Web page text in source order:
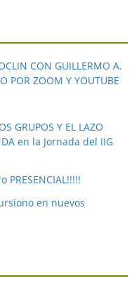
CON GUILLERMO A.
POR ZOOM Y YOUTUBE
GRUPOS Y EL LAZO
en la Jornada del IIG
en nuevos